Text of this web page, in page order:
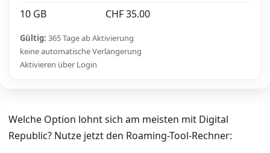
10 GB
CHF 35.00
Gültig: 365 Tage ab Aktivierung
keine automatische Verlängerung
Aktivieren über Login
Welche Option lohnt sich am meisten mit Digital
Republic? Nutze jetzt den Roaming-Tool-Rechner: